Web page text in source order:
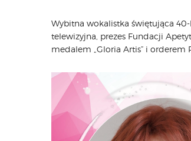
Wybitna wokalistka świętująca
telewizyjna, prezes Fundacji
medalem „Gloria Artis” i orderem